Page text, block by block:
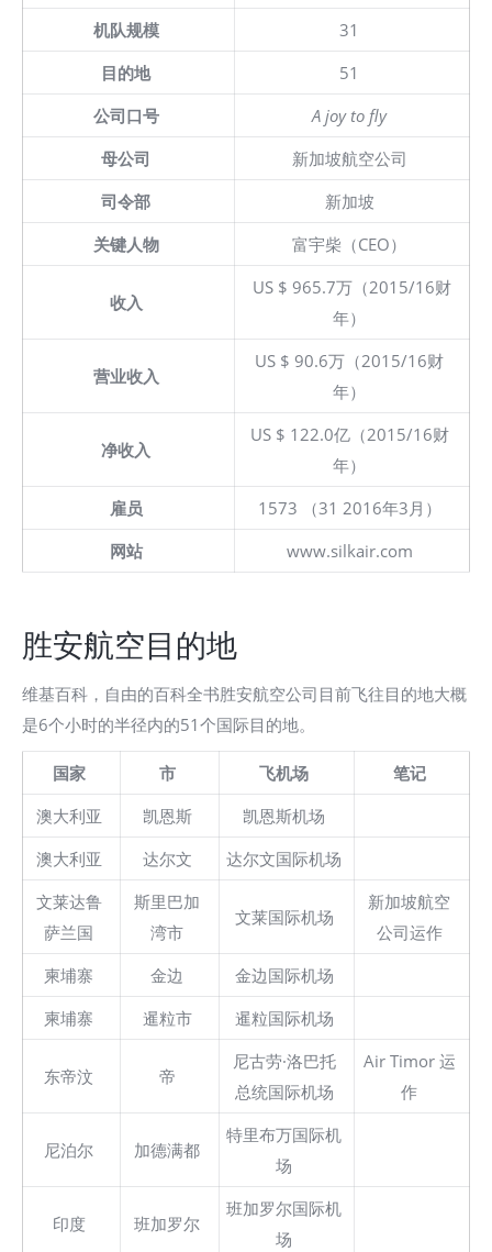
机队规模
31
目的地
51
公司口号
A joy to fly
母公司
新加坡航空公司
司令部
新加坡
关键人物
富宇柴（CEO）
收入
US $ 965.7万（2015/16财
年）
营业收入
US $ 90.6万（2015/16财
年）
净收入
US $ 122.0亿（2015/16财
年）
雇员
1573 （31 2016年3月）
网站
www.silkair.com
胜安航空目的地
维基百科，自由的百科全书胜安航空公司目前飞往目的地大概
是6个小时的半径内的51个国际目的地。
国家 市 飞机场
笔记
澳大利亚
凯恩斯
凯恩斯机场
澳大利亚
达尔文
达尔文国际机场
文莱达鲁
萨兰国
斯里巴加
湾市
文莱国际机场
新加坡航空
公司运作
柬埔寨
金边
金边国际机场
柬埔寨
暹粒市 暹粒国际机场
东帝汶 帝
尼古劳·洛巴托
总统国际机场
Air Timor 运
作
尼泊尔 加德满都
特里布万国际机
场
印度 班加罗尔
班加罗尔国际机
场